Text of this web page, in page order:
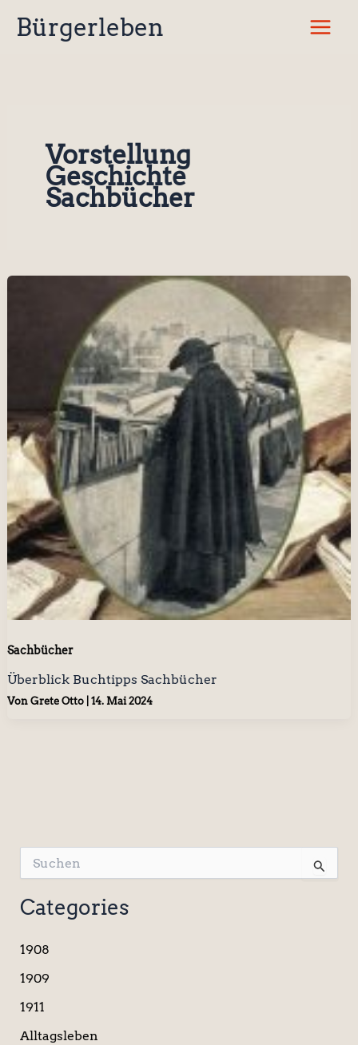
InhaltBürgerleben
Vorstellung
Geschichte
Sachbücher
Sachbücher
Überblick Buchtipps Sachbücher
Von Grete Otto 14. Mai 2024
u
c
h
n
a
h
Categories
1908
1909
1911
Alltagsleben